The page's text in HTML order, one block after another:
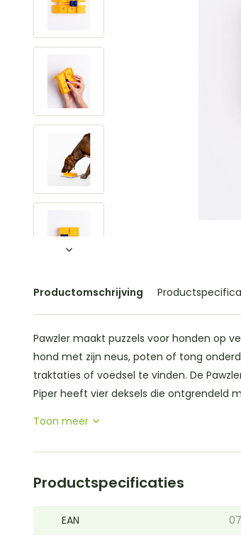
Productomschrijving
Pawzler maakt puzzels voor honden op
hond met zijn neus, poten of tong
traktaties of voedsel te vinden. De
Piper heeft vier deksels die ontgrendeld
Toon meer
Productspecificaties
EAN